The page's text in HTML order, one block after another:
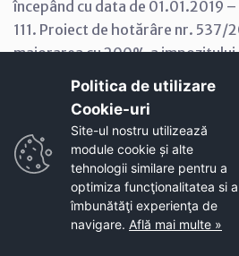
începând cu data de 01.01.2019
111. Proiect de hotărâre nr. 537/
majorarea cu 200% a
situată în Arad, Str. Vicențiu
data de 01.01.2019 – iniţiativa
112. Proiect de hotărâre nr. 538/
majorarea cu 200% a
situată în Arad, Str. Vicențiu
data de 01.01.2019 – iniţiativa
113. Proiect de hotărâre nr. 539/
Politica de utilizare
Cookie-uri‎
Site-ul nostru utilizează
module cookie și alte
tehnologii similare pentru a
optimiza funcţionalitatea si a
îmbunătăţi experienţa de
navigare. Află mai multe »